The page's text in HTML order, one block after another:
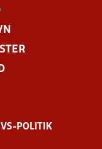
POLITIK